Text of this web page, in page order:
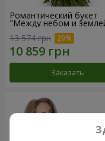
Романтический букет
"Между небом и
13 574 грн
Заказать